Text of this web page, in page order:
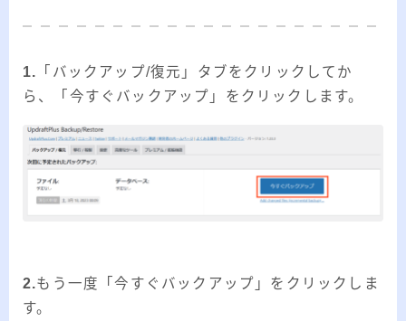
1. 「バックアップ/復元」タブをクリックしてか
ら、「今すぐバックアップ」をクリックします。
2.もう一度「今すぐバックアップ」をクリックしま
す。